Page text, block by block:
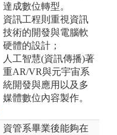
達成數位轉型。
資訊工程則重視資訊
技術的開發與電腦軟
硬體的設計；
人工智慧(資訊傳播)著
重AR/VR與元宇宙系
統開發與應用以及多
媒體數位內容製作。
資管系畢業後能夠在